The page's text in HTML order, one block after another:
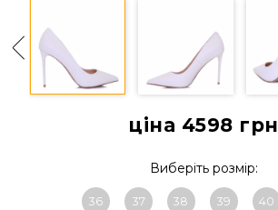
ціна 4598 грн
Виберіть розмір:
36 37 38 39 40